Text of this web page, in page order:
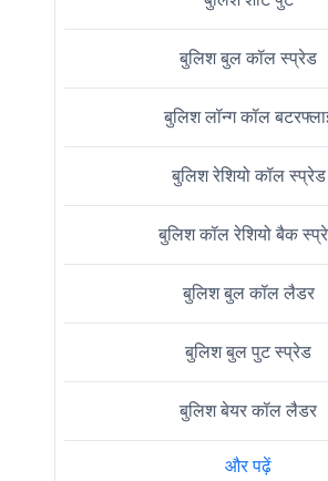
बुलिश बुल कॉल स्प्रेड
बुलिश लॉन्ग कॉल
बुलिश रेशियो कॉल स्प्रेड
बुलिश कॉल रेशियो बैक
बुलिश बुल कॉल लैडर
बुलिश बुल पुट स्प्रेड
बुलिश बेयर कॉल लैडर
और पढ़ें